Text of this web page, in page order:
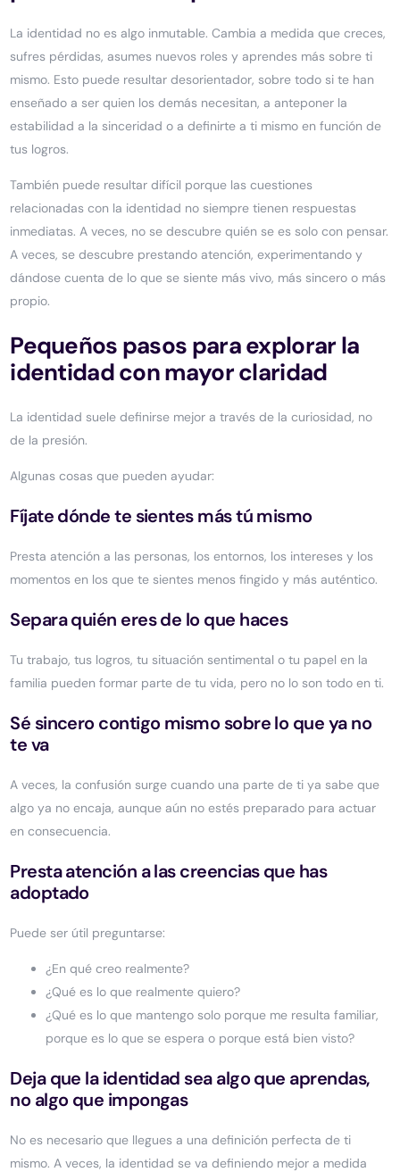
La identidad no es algo inmutable. Cambia a medida que creces,
sufres pérdidas, asumes nuevos roles y aprendes más sobre ti
mismo. Esto puede resultar desorientador, sobre todo si te han
enseñado a ser quien los demás necesitan, a anteponer la
estabilidad a la sinceridad o a definirte a ti mismo en función de
tus logros.
También puede resultar difícil porque las cuestiones
relacionadas con la identidad no siempre tienen respuestas
inmediatas. A veces, no se descubre quién se es solo con pensar.
A veces, se descubre prestando atención, experimentando y
dándose cuenta de lo que se siente más vivo, más sincero o más
propio.
Pequeños pasos para explorar la
identidad con mayor claridad
La identidad suele definirse mejor a través de la curiosidad, no
de la presión.
Algunas cosas que pueden ayudar:
Fíjate dónde te sientes más tú mismo
Presta atención a las personas, los entornos, los intereses y los
momentos en los que te sientes menos fingido y más auténtico.
Separa quién eres de lo que haces
Tu trabajo, tus logros, tu situación sentimental o tu papel en la
familia pueden formar parte de tu vida, pero no lo son todo en ti.
Sé sincero contigo mismo sobre lo que ya no
te va
A veces, la confusión surge cuando una parte de ti ya sabe que
algo ya no encaja, aunque aún no estés preparado para actuar
en consecuencia.
Presta atención a las creencias que has
adoptado
Puede ser útil preguntarse:
¿En qué creo realmente?
¿Qué es lo que realmente quiero?
¿Qué es lo que mantengo solo porque me resulta familiar,
porque es lo que se espera o porque está bien visto?
Deja que la identidad sea algo que aprendas,
no algo que impongas
No es necesario que llegues a una definición perfecta de ti
mismo. A veces, la identidad se va definiendo mejor a medida